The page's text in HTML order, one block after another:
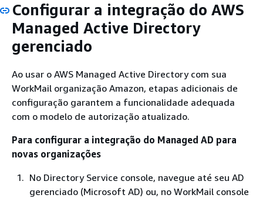
Configurar a integração do AWS
Managed Active Directory
gerenciado
Ao usar o AWS Managed Active Directory com sua
WorkMail organização Amazon, etapas adicionais de
configuração garantem a funcionalidade adequada
com o modelo de autorização atualizado.
Para configurar a integração do Managed AD para
novas organizações
No Directory Service console, navegue até seu AD
gerenciado (Microsoft AD) ou, no WorkMail console